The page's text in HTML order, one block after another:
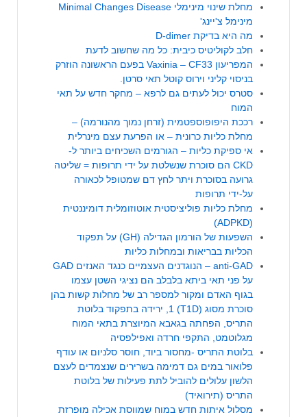
מחלת שינוי מינימלי Minimal Changes Disease
מינימל צ'יינג'
מה היא בדיקת
D-dimer
חלב לקוליטיס כיבית: כל מה שחשוב לדעת
המפריעון Vaxinia – CF33 בפעם הראשונה הוזרק
בניסוי קליני וירוס קוטל תאי סרטן.
סטרס יכול לעתים גם לרפא – מחקר חדש על תאי
המוח
רככת היפופוספטמית (זרחן נמוך מהנורמה) –
מחלת כליות כרונית – או הפרעת עצם מינרלית
אי ספיקת כליות – הגורמים השכיחים ביותר ל-
CKD הם סוכרת שנשלטת על ידי תרופות = שליטה
גרועה בסוכרת ויתר לחץ דם שמטופל לכאורה
על-ידי תרופות
מחלת כליות פוליציסטית אוטוזומלית דומיננטית
(ADPKD)
השפעות של הורמון הגדילה (GH) על תפקוד
הכליות בבריאות ובמחלות כליות
anti-GAD – הנוגדנים העצמיים כנגד האנזים GAD
על פני תאי ביתא בלבלב הם נציגי השטן עצמו
בגוף האדם ומקור למספר רב של מחלות קשות בהן
סוכרת מסוג (T1D) 1, ירידה בתפקוד בלוטת
התריס, הפחתה בגאבא המיוצרת בתאי המוח
מגלוטמט, התקפי חרדה ואפילפסיה
בלוטת התריס -מחסור ביוד, חוסר סלניום או עודף
פלואור במים גם דמימה בשרירים שנצמדים לעצם
הלשון עלולים להוביל לתת פעילות של בלוטת
התריס (תירואיד)
מסלול איתות חדש במוח שמווסת אכילה מופרזת